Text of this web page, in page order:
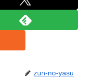
zun-no-yasu